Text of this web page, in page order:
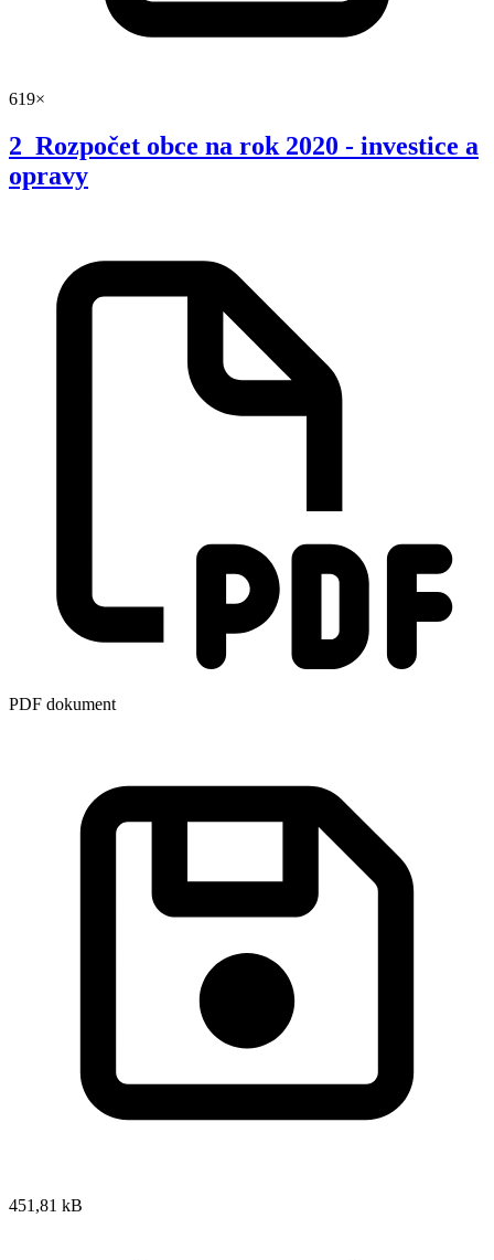
619×
2_Rozpočet obce na rok 2020 - investice a
opravy
PDF dokument
451,81 kB